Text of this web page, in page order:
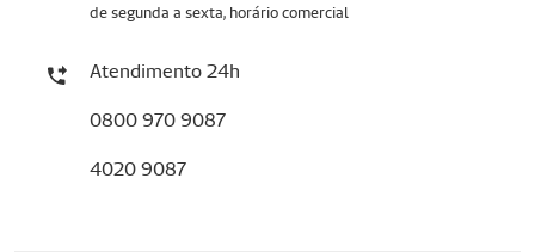
de segunda a sexta, horário comercial
Atendimento 24h
0800 970 9087
4020 9087